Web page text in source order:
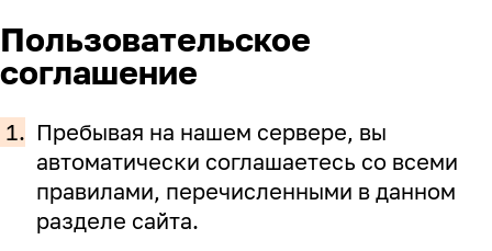
Пользовательское
соглашение
1. Пребывая на нашем сервере, вы
автоматически соглашаетесь со всеми
правилами, перечисленными в данном
разделе сайта.